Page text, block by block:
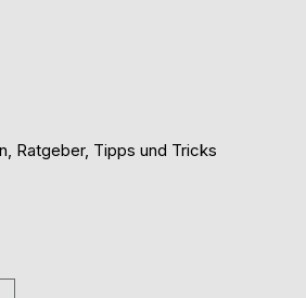
Ratgeber, Tipps und Tricks